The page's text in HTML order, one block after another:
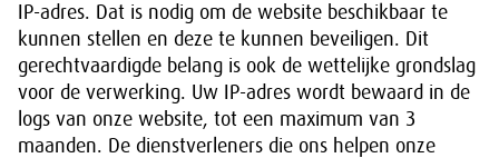
IP-adres. Dat is nodig om de website beschikbaar te
kunnen stellen en deze te kunnen beveiligen. Dit
gerechtvaardigde belang is ook de wettelijke grondslag
voor de verwerking. Uw IP-adres wordt bewaard in de
logs van onze website, tot een maximum van 3
maanden. De dienstverleners die ons helpen onze